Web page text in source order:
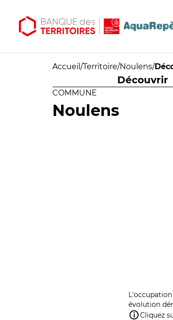
Accueil /Territoire/Noulens/
Découvrir
COMMUNE
Noulens
évolution
Cliquez